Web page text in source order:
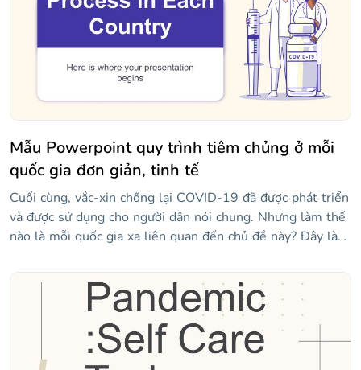
Mẫu Powerpoint quy trình tiêm chủng ở mỗi
quốc gia đơn giản, tinh tế
Cuối cùng, vắc-xin chống lại COVID-19 đã được phát triển
và được sử dụng cho người dân nói chung. Nhưng làm thế
nào là mỗi quốc gia xa liên quan đến chủ đề này? Đây là
mẫu này sẽ giúp bạn tiết kiệm rất nhiều thời gian. Sự đơn
giản trong mỗi bố cục là chìa khóa ở đây, vì vậy bạn có thể
thêm dữ liệu, trích dẫn, thống kê và hơn thế nữa về
chúng, và khán giả sẽ hiểu mọi thứ trong nháy mắt. Một
số hình minh họa cũng được cung cấp ở đây để làm cho